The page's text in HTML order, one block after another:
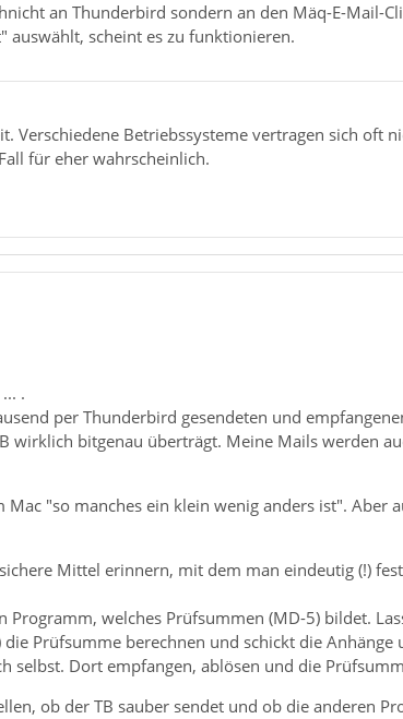
an Thunderbird sondern an den Mäq-E-Mail-
auswählt, scheint es zu funktionieren.
Verschiedene Betriebssysteme vertragen sich oft
für eher wahrscheinlich.
.
per Thunderbird gesendeten und
wirklich bitgenau überträgt. Meine Mails werden
Mac "so manches ein klein wenig anders ist".
Mittel erinnern, mit dem man eindeutig (!)
Programm, welches Prüfsummen (MD-5) bildet.
die Prüfsumme berechnen und schickt die
selbst. Dort empfangen, ablösen und die
ob der TB sauber sendet und ob die anderen